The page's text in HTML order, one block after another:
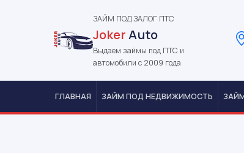
ЗАЙМ ПОД ЗАЛОГ ПТС
JokerAuto
Выдаем займы под ПТС и
автомобили с 2009 года
ГЛАВНАЯ ЗАЙМ ПОД НЕДВИЖИМОСТЬ